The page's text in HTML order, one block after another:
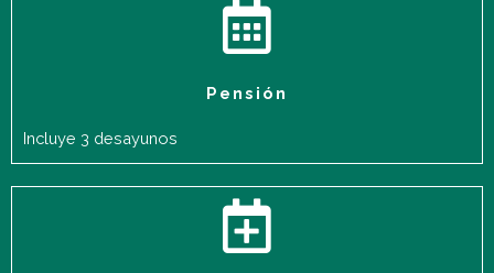
Pensión
Incluye 3 desayunos